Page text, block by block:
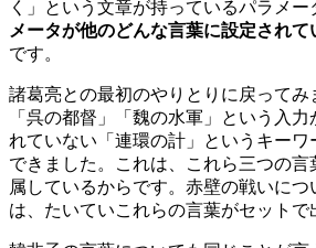
く」という文章が持っているパラメー
メータが他のどんな言葉に設定されて
です。
諸葛亮との最初のやりとりに戻ってみ
「呉の都督」「魏の水軍」という入
れていない「連環の計」というキー
できました。これは、これら三つの言
属しているからです。赤壁の戦いに
は、たいていこれらの言葉がセットで